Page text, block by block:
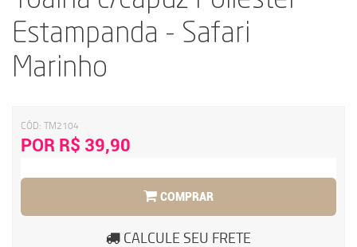
Estampanda - Safari
Marinho
CÓD: TM2104
POR R$ 39,90
COMPRAR
CALCULE SEU FRETE